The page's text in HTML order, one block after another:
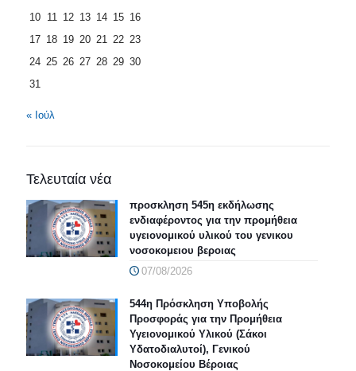
10 11 12 13 14 15 16
17 18 19 20 21 22 23
24 25 26 27 28 29 30
31
« Ιούλ
Τελευταία νέα
προσκληση 545η εκδήλωσης
ενδιαφέροντος για την προμήθεια
υγειονομικού υλικού του γενικου
νοσοκομειου βεροιας
07/08/2026
544η Πρόσκληση Υποβολής
Προσφοράς για την Προμήθεια
Υγειονομικού Υλικού (Σάκοι
Υδατοδιαλυτοί), Γενικού
Νοσοκομείου Βέροιας